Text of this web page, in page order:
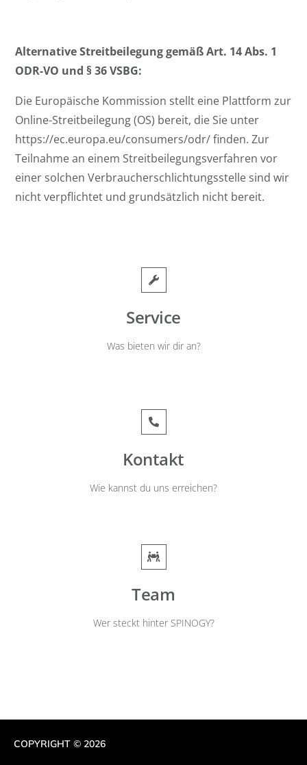
Alternative Streitbeilegung gemäß Art. 14 Abs. 1
ODR-VO und § 36 VSBG:
Die Europäische Kommission stellt eine Plattform zur
Online-Streitbeilegung (OS) bereit, die Sie unter
https://ec.europa.eu/consumers/odr/ finden. Zur
Teilnahme an einem Streitbeilegungsverfahren vor
einer solchen Verbraucherschlichtungsstelle sind wir
nicht verpflichtet und grundsätzlich nicht bereit.
Service
Was bieten wir dir an?
Kontakt
Wie kannst du uns erreichen?
Team
Wer steckt hinter SPINOGY?
COPYRIGHT © 2026